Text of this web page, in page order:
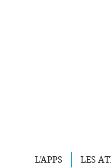
L'APPS LES